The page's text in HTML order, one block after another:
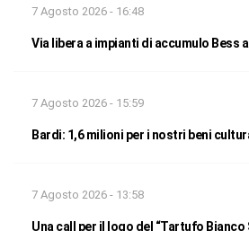
7 Agosto 2026 - 16:48
Via libera a impianti di accumulo Bess
7 Agosto 2026 - 15:59
Bardi: 1,6 milioni per i nostri beni
7 Agosto 2026 - 13:58
Una call per il logo del “Tartufo Bianco